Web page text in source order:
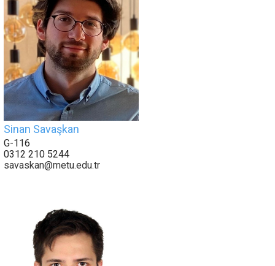
Sinan Savaşkan
G-116
0312 210 5244
savaskan@metu.edu.tr